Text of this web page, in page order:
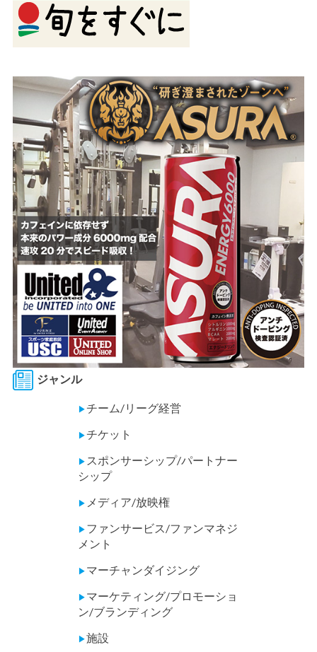
ジャンル
▶チーム/リーグ経営
▶チケット
▶ スポンサーシップ/パートナー
シップ
▶ メディア/放映権
▶ ファンサービス/ファンマネジ
メント
▶ マーチャンダイジング
▶ マーケティング/プロモーショ
ン/ブランディング
▶施設